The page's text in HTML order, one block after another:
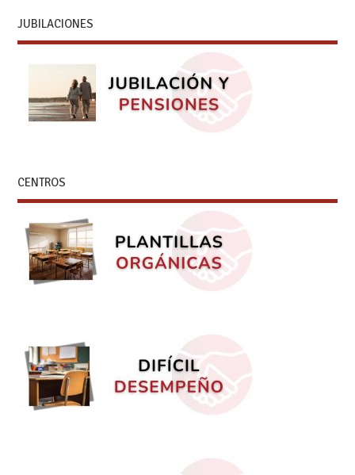
JUBILACIONES
CENTROS